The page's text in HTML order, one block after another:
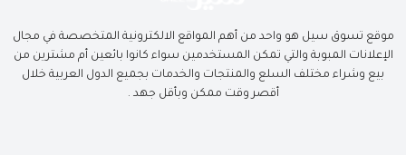
موقع تسوق سيل هو واحد من أهم المواقع الالكترونية المتخصصة في مجال
الإعلانات المبوبة والتي تمكن المستخدمين سواء كانوا بائعين أم مشترين من
بيع وشراء مختلف السلع والمنتجات والخدمات بجميع الدول العربية خلال
أقصر وقت ممكن وبأقل جهد .